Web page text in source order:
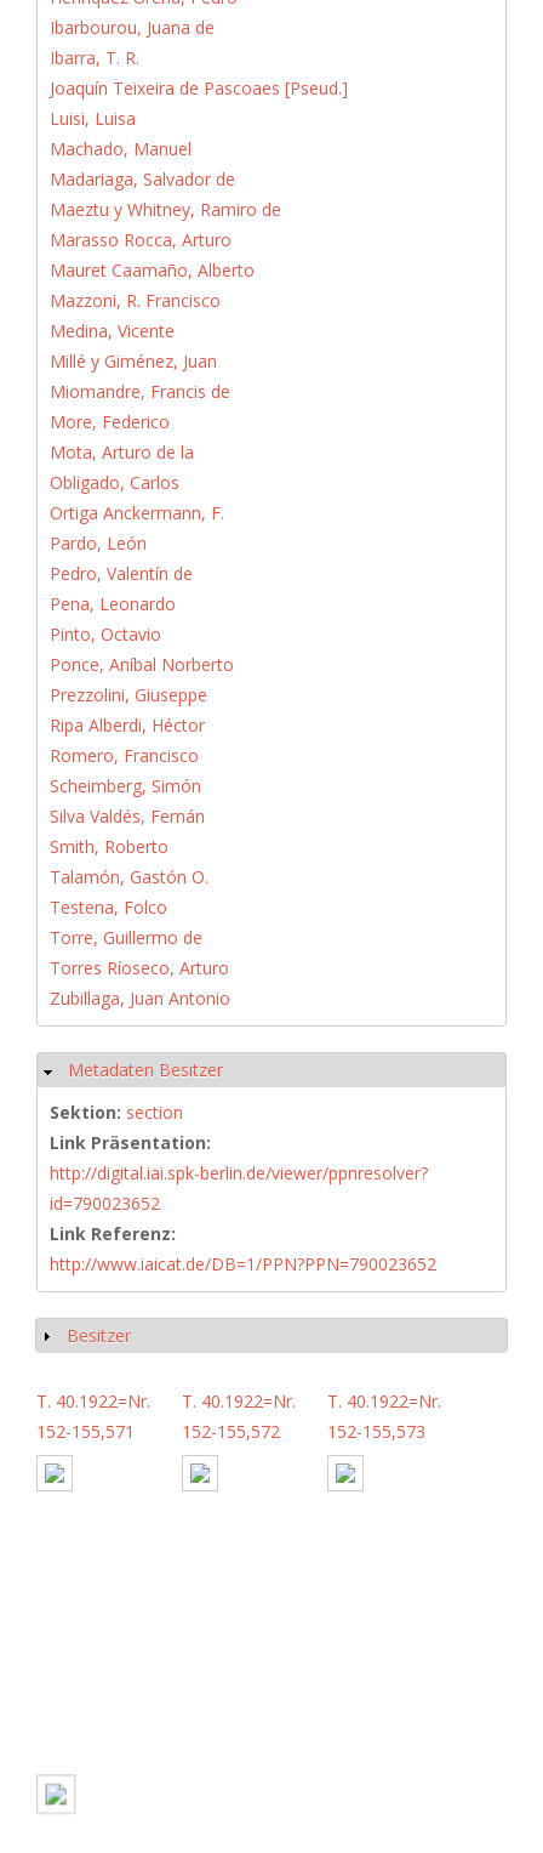
Ibarbourou, Juana de
Ibarra, T. R.
Joaquín Teixeira de Pascoaes [Pseud.]
Luisi, Luisa
Machado, Manuel
Madariaga, Salvador de
Maeztu y Whitney, Ramiro de
Marasso Rocca, Arturo
Mauret Caamaño, Alberto
Mazzoni, R. Francisco
Medina, Vicente
Millé y Giménez, Juan
Miomandre, Francis de
More, Federico
Mota, Arturo de la
Obligado, Carlos
Ortiga Anckermann, F.
Pardo, León
Pedro, Valentín de
Pena, Leonardo
Pinto, Octavio
Ponce, Aníbal Norberto
Prezzolini, Giuseppe
Ripa Alberdi, Héctor
Romero, Francisco
Scheimberg, Simón
Silva Valdés, Fernán
Smith, Roberto
Talamón, Gastón O.
Testena, Folco
Torre, Guillermo de
Torres Ríoseco, Arturo
Zubillaga, Juan Antonio
Hide
Metadaten Besitzer
Sektion: section
Link Präsentation:
http://digital.iai.spk-berlin.de/viewer/ppnresolver?
id=790023652
Link Referenz:
http://www.iaicat.de/DB=1/PPN?PPN=790023652
Show
Besitzer
T. 40.1922=Nr.
152-155,571
T. 40.1922=Nr.
152-155,572
T. 40.1922=Nr.
152-155,573